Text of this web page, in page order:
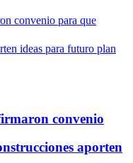
convenio
aporten